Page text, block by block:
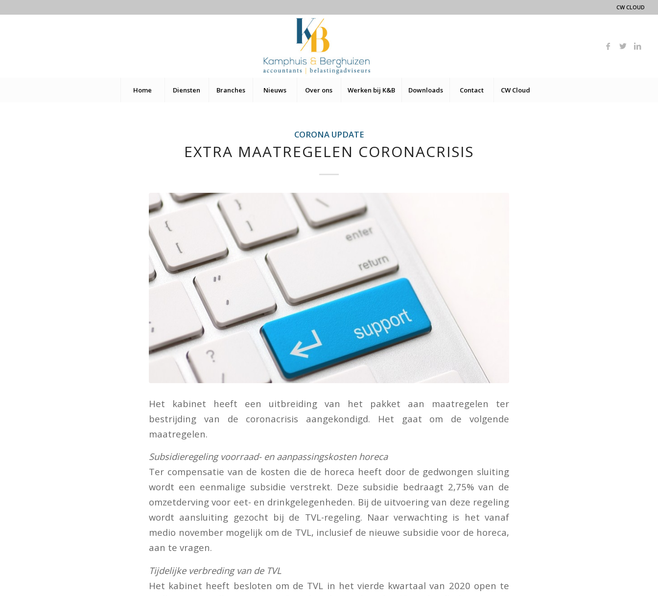
CW CLOUD
Home Diensten Branches Nieuws Over ons Werken bij K&B Downloads Contact CW Cloud
CORONA UPDATE
EXTRA MAATREGELEN CORONACRISIS
Het kabinet heeft een uitbreiding van het pakket aan maatregelen ter
bestrijding van de coronacrisis aangekondigd. Het gaat om de volgende
maatregelen.
Subsidieregeling voorraad- en aanpassingskosten horeca
Ter compensatie van de kosten die de horeca heeft door de gedwongen sluiting
wordt een eenmalige subsidie verstrekt. Deze subsidie bedraagt 2,75% van de
omzetderving voor eet- en drinkgelegenheden. Bij de uitvoering van deze regeling
wordt aansluiting gezocht bij de TVL-regeling. Naar verwachting is het vanaf
medio november mogelijk om de TVL, inclusief de nieuwe subsidie voor de horeca,
aan te vragen.
Tijdelijke verbreding van de TVL
Het kabinet heeft besloten om de TVL in het vierde kwartaal van 2020 open te